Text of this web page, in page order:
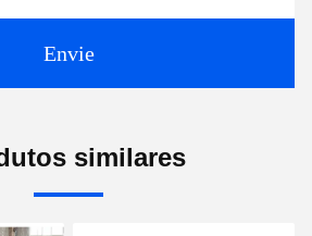
Envie
similares